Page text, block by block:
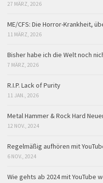
27 MÄRZ, 2026
ME/CFS: Die Horror-Krankheit,
11 MÄRZ, 2026
Bisher habe ich die Welt noch
7 MÄRZ, 2026
R.I.P. Lack of Purity
11 JAN., 2026
Metal Hammer & Rock Hard
12 NOV., 2024
Regelmäßig aufhören mit
6 NOV., 2024
Wie gehts ab 2024 mit YouTube